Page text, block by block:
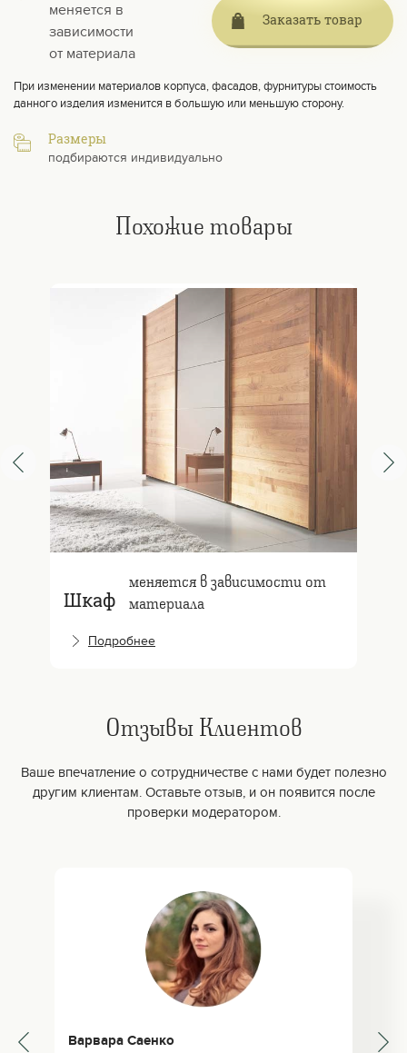
меняется в
зависимости
от материала
Заказать товар
При изменении материалов корпуса, фасадов, фурнитуры стоимость
данного изделия изменится в большую или меньшую сторону.
Размеры
подбираются индивидуально
Похожие товары
Шкаф
меняется в зависимости от
материала
Подробнее
Отзывы Клиентов
Ваше впечатление о сотрудничестве с нами будет полезно
другим клиентам. Оставьте отзыв, и он появится после
проверки модератором.
Варвара Саенко